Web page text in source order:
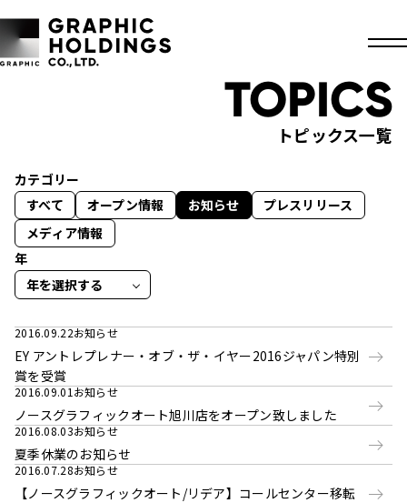
TOPICS
トピックス一覧
カテゴリー
すべて
オープン情報 お知らせ
プレスリリース
メディア情報
年
2016.09.22お知らせ
EY アントレプレナー・オブ・ザ・イヤー2016ジャパン特別
賞を受賞
2016.09.01お知らせ
ノースグラフィックオート旭川店をオープン致しました
2016.08.03お知らせ
夏季休業のお知らせ
2016.07.28お知らせ
【ノースグラフィックオート/リデア】コールセンター移転